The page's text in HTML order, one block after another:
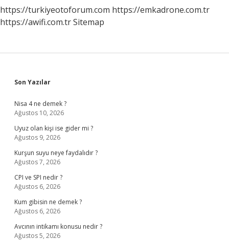
https://turkiyeotoforum.com https://emkadrone.com.tr
https://awifi.com.trSitemap
Sidebar
Son Yazılar
Nisa 4 ne demek ?
Ağustos 10, 2026
Uyuz olan kişi ise gider mi ?
Ağustos 9, 2026
Kurşun suyu neye faydalıdır ?
Ağustos 7, 2026
CPI ve SPI nedir ?
Ağustos 6, 2026
Kum gibisin ne demek ?
Ağustos 6, 2026
Avcının intikamı konusu nedir ?
Ağustos 5, 2026